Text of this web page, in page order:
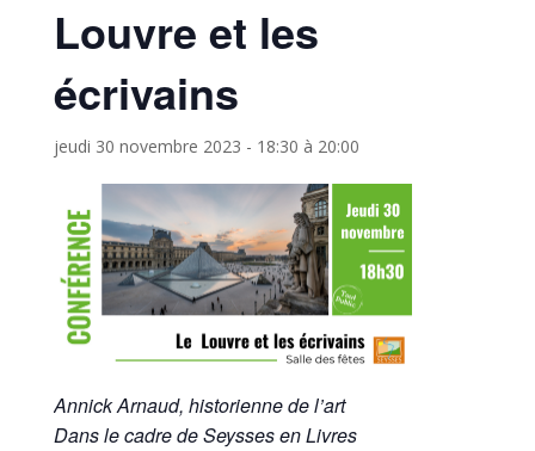
Louvre et les
écrivains
jeudi 30 novembre 2023 - 18:30 à 20:00
Annick Arnaud, historienne de l’art
Dans le cadre de Seysses en Livres